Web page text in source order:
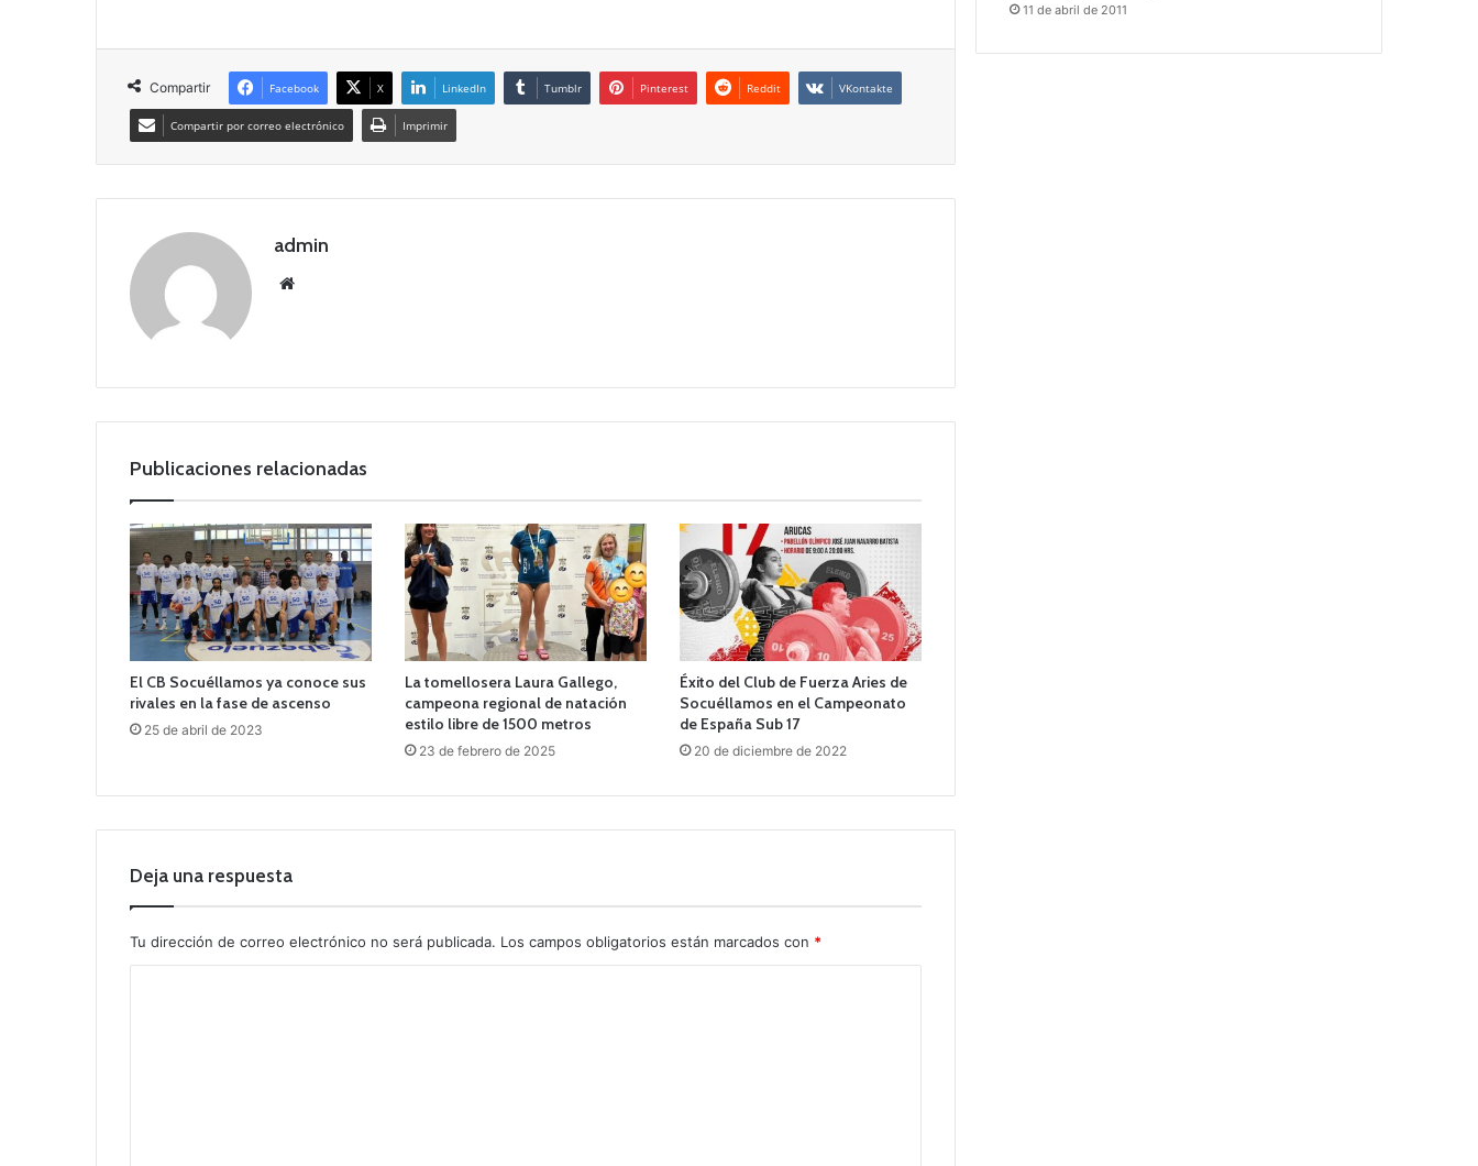
Compartir Facebook X LinkedIn Tumblr Pinterest Reddit VKontakte
Compartir por correo electrónico Imprimir
admin
Publicaciones relacionadas
El CB Socuéllamos ya conoce sus
rivales en la fase de ascenso
25 de abril de 2023
La tomellosera Laura Gallego,
campeona regional de natación
estilo libre de 1500 metros
23 de febrero de 2025
Éxito del Club de Fuerza Aries de
Socuéllamos en el Campeonato
de España Sub 17
20 de diciembre de 2022
Deja una respuesta
Tu dirección de correo electrónico no será publicada. Los campos obligatorios están marcados con *
11 de abril de 2011